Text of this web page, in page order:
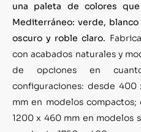
una paleta de colores
Mediterráneo: verde,
oscuro y roble claro.
con acabados naturales y
de opciones en
configuraciones: desde
mm en modelos
1200 x 460 mm en modelos